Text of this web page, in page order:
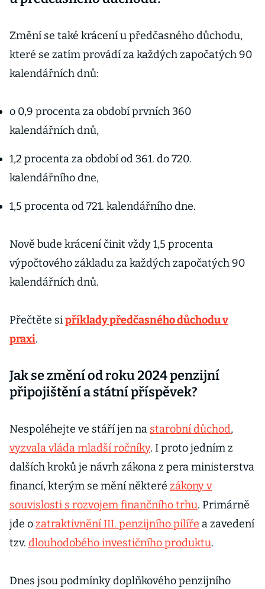
Změní se také krácení u předčasného důchodu,
které se zatím provádí za každých započatých 90
kalendářních dnů:
o 0,9 procenta za období prvních 360
kalendářních dnů,
1,2 procenta za období od 361. do 720.
kalendářního dne,
1,5 procenta od 721. kalendářního dne.
Nově bude krácení činit vždy 1,5 procenta
výpočtového základu za každých započatých 90
kalendářních dnů.
Přečtěte sipříklady předčasného důchodu v
praxi.
Jak se změní od roku 2024 penzijní
připojištění a státní příspěvek?
Nespoléhejte ve stáří jen na starobní důchod,
vyzvala vláda mladší ročníky. I proto jedním z
dalších kroků je návrh zákona z pera ministerstva
financí, kterým se mění některé zákony v
souvislosti s rozvojem finančního trhu. Primárně
jde ozatraktivnění III. penzijního pilíře a zavedení
tzv. dlouhodobého investičního produktu.
Dnes jsou podmínky doplňkového penzijního